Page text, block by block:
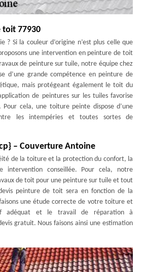
toit 77930
? Si la couleur d’origine n’est plus celle que
une intervention en peinture de toit
de peinture sur tuile, notre équipe chez
d’une grande compétence en peinture de
mais protégeant également le toit du
de peintures sur les tuiles favorise
cela, une toiture peinte dispose d’une
les intempéries et toutes sortes de
– Couverture Antoine
de la toiture et la protection du confort, la
conseillée. Pour cela, notre
de toit pour une peinture sur tuile et tout
peinture de toit sera en fonction de la
une étude correcte de votre toiture et
adéquat et le travail de réparation à
gratuit. Nous faisons ainsi une estimation